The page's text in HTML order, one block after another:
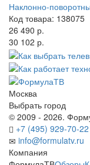
Наклонно-
Код товара: 138075
26 490 р.
30 102 р.
Москва
Выбрать город
© 2009 - 2026.
+7 (495) 929-70-22
info@formulatv.ru
Компания